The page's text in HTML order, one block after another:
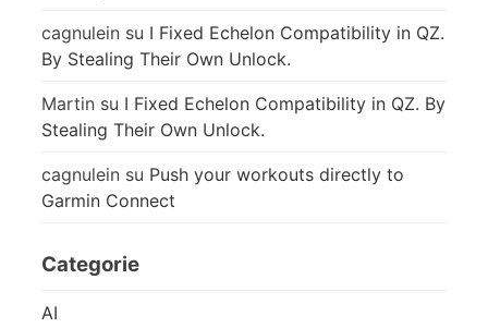
cagnulein su I Fixed Echelon Compatibility in QZ.
By Stealing Their Own Unlock.
Martin su I Fixed Echelon Compatibility in QZ. By
Stealing Their Own Unlock.
cagnulein su Push your workouts directly to
Garmin Connect
Categorie
AI